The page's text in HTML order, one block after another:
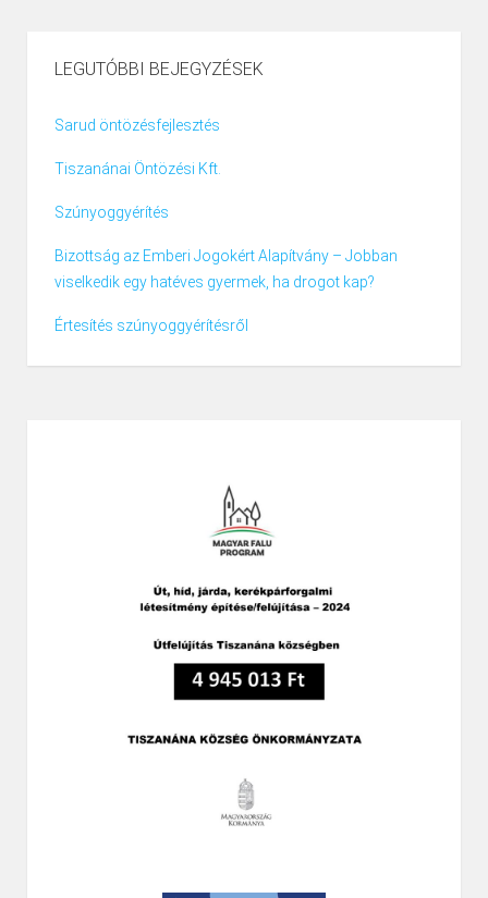
LEGUTÓBBI BEJEGYZÉSEK
Sarud öntözésfejlesztés
Tiszanánai Öntözési Kft.
Szúnyoggyérítés
Bizottság az Emberi Jogokért Alapítvány – Jobban
viselkedik egy hatéves gyermek, ha drogot kap?
Értesítés szúnyoggyérítésről